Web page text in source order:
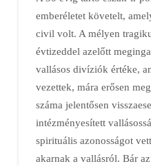
emberéletet követelt,
civil volt. A mélyen
évtizeddel azelőtt
vallásos divíziók értéke,
vezettek, mára erősen
száma jelentősen
intézményesített
spirituális azonosságot
akarnak a vallásról. Bár